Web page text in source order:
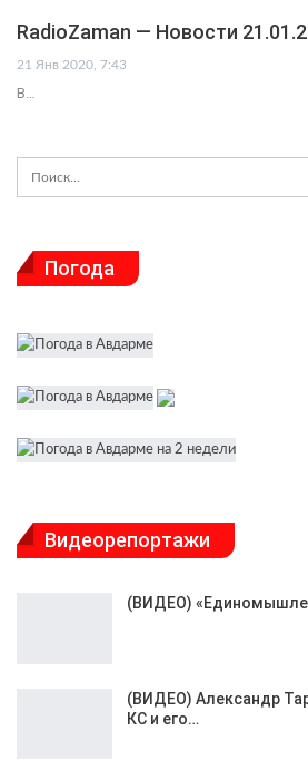
RadioZaman — Новости
21 Янв 2020, 7:43
В…
Погода
Видеорепортажи
(ВИДЕО)
(ВИДЕО) Александр
КС и его…